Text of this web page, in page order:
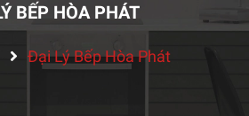
BẾP HÒA PHÁT
Đại Lý Bếp Hòa Phát